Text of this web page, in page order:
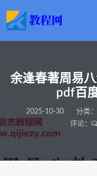
余逢春著周易
pdf百
2025-10-30 分类：
评论：